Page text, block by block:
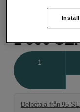
1 990
Delbetala från 95